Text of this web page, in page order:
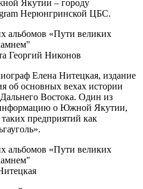
Якутии – городу
Нерюнгринской ЦБС.
Георгий Никонов
Елена Нитецкая, издание
об основных вехах истории
Востока. Один из
информацию о Южной Якутии,
предприятий как